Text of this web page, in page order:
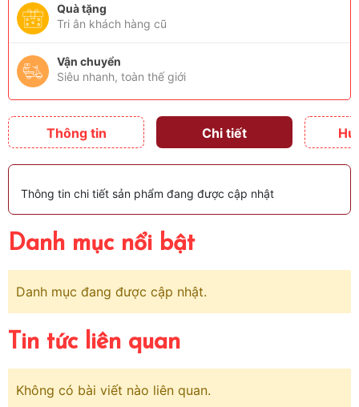
Quà tặng
Tri ân khách hàng cũ
Vận chuyển
Siêu nhanh, toàn thế giới
Thông tin Chi tiết
Thông tin chi tiết sản phẩm đang được cập nhật
Danh mục nổi bật
Danh mục đang được cập nhật.
Tin tức liên quan
Không có bài viết nào liên quan.